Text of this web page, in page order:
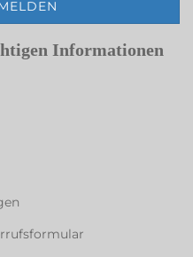
Informationen